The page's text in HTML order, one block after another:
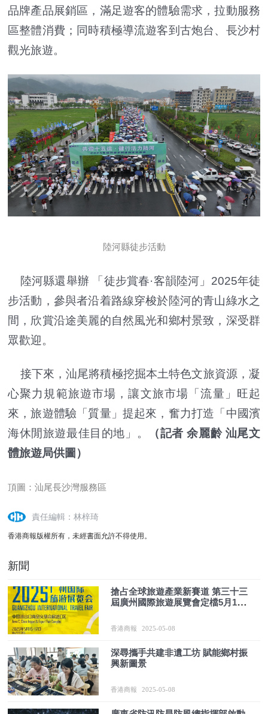
品牌產品展銷區，滿足遊客的體驗需求，拉動服務
區整體消費；同時積極導流遊客到古炮台、長沙村
觀光旅遊。
陸河縣徒步活動
陸河縣還舉辦 「徒步賞春·客韻陸河」2025年徒
步活動，參與者沿着路線穿梭於陸河的青山綠水之
間，欣賞沿途美麗的自然風光和鄉村景致，深受群
眾歡迎。
接下來，汕尾將積極挖掘本土特色文旅資源，凝
心聚力規範旅遊市場，讓文旅市場「流量」旺起
來，旅遊體驗「質量」提起來，奮力打造「中國濱
海休閒旅遊最佳目的地」。
（記者 余麗齡 汕尾文
體旅遊局供圖）
頂圖： 汕尾長沙灣服務區
責任編輯：林梓琦
香港商報版權所有，未經書面允許不得使用。
新聞
搶占全球旅遊產業新賽道 第三十三
屆廣州國際旅遊展覽會定檔5月15
香港商報 2025-05-08
深尋攜手共建非遺工坊 賦能鄉村振
興新圖景
香港商報 2025-05-08